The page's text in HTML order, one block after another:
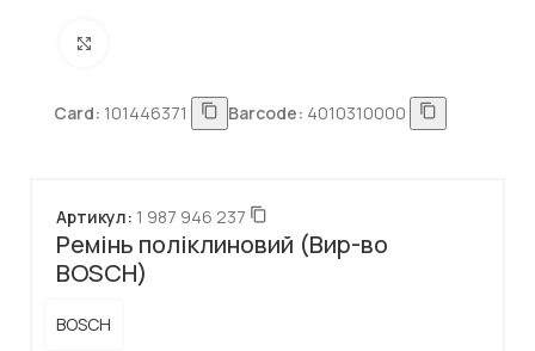
Card: 101446371 Barcode: 4010310000
Ремінь поліклиновий (Вир-во
BOSCH)
Артикул: 1 987 946 237
BOSCH